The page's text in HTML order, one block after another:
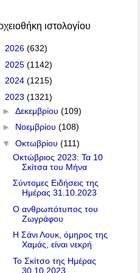
ιστολογίου
2026 (632)
2025 (1142)
2024 (1215)
2023 (1321)
► Δεκεμβρίου (109)
► Νοεμβρίου (108)
▼ Οκτωβρίου (111)
Οκτώβριος 2023: Τα 10
Σκίτσα του Μήνα
Σύντομες Ειδήσεις της
Ημέρας 31.10.2023
Ο ανθρωπότυπος του
Ζωγράφου
Η Σάνι Λουκ, όμηρος της
Χαμάς, είναι νεκρή
Το Σκίτσο της Ημέρας
30.10.2023